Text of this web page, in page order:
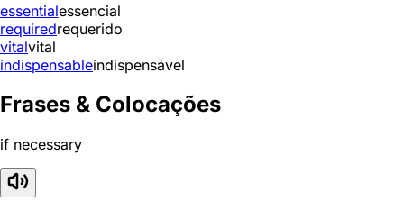
essentialessencial
requiredrequerido
vitalvital
indispensableindispensável
Frases & Colocações
if necessary